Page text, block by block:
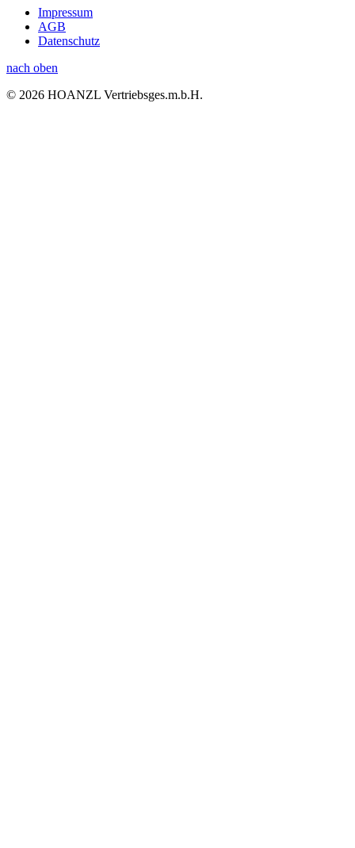
Impressum
AGB
Datenschutz
nach oben
© 2026 HOANZL Vertriebsges.m.b.H.